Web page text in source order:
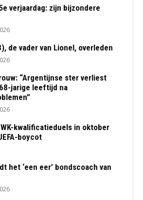
verjaardag: zijn bijzondere
de vader van Lionel, overleden
“Argentijnse ster verliest
jarige leeftijd na
kwalificatieduels in oktober
boycot
het ‘een eer’ bondscoach van